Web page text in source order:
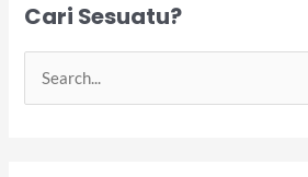
Cari Sesuatu?